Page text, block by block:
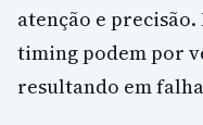
atenção e
timing podem por
resultando em